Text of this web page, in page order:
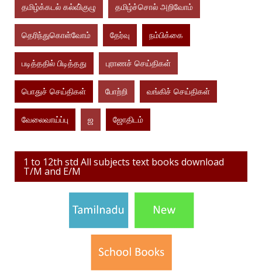
தமிழ்க்கடல் கல்வி்குழு தமிழ்ச்சொல் அறிவோம்
தெரிந்துகொள்வோம் தேர்வு நம்பிக்கை
படித்ததில் பிடித்தது புராணச் செய்திகள்
பொதுச் செய்திகள் போற்றி வங்கிச் செய்திகள்
வேலைவாய்ப்பு ஜ ஜோதிடம்
1 to 12th std All subjects text books download
T/M and E/M